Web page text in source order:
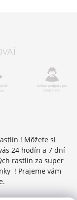
! Môžete si
24 hodín a 7 dní
rastlín za super
! Prajeme vám